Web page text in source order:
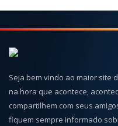
Seja bem vindo ao maior site
na hora que acontece,
compartilhem com seus
fiquem sempre informado